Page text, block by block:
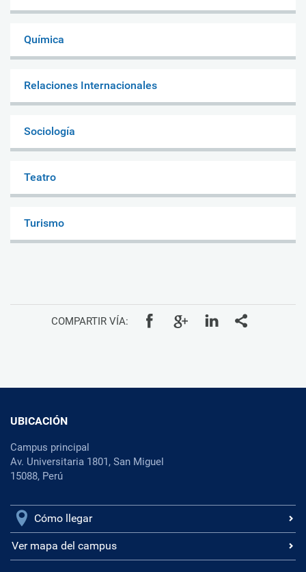
Química
Relaciones Internacionales
Sociología
Teatro
Turismo
COMPARTIR VÍA:
UBICACIÓN
Campus principal
Av. Universitaria 1801, San Miguel
15088, Perú
Cómo llegar
Ver mapa del campus